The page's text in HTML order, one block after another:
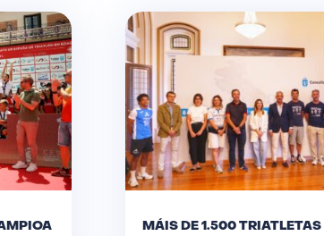
MÁIS DE 1.500 TRIATLETAS